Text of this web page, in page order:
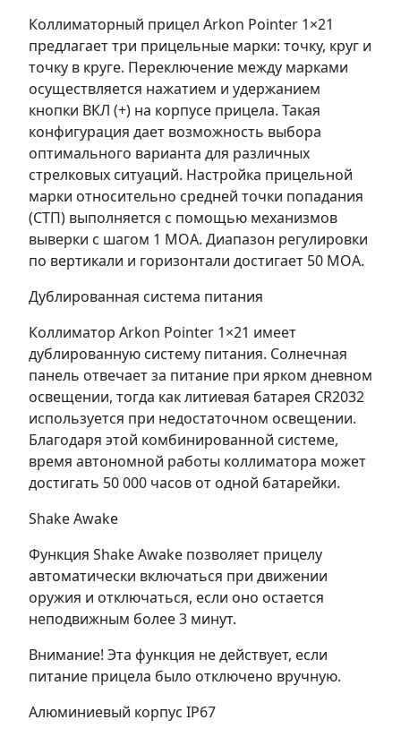
Коллиматорный прицел Arkon Pointer 1×21
предлагает три прицельные марки: точку, круг и
точку в круге. Переключение между марками
осуществляется нажатием и удержанием
кнопки ВКЛ (+) на корпусе прицела. Такая
конфигурация дает возможность выбора
оптимального варианта для различных
стрелковых ситуаций. Настройка прицельной
марки относительно средней точки попадания
(СТП) выполняется с помощью механизмов
выверки с шагом 1 МОА. Диапазон регулировки
по вертикали и горизонтали достигает 50 МОА.
Дублированная система питания
Коллиматор Arkon Pointer 1×21 имеет
дублированную систему питания. Солнечная
панель отвечает за питание при ярком дневном
освещении, тогда как литиевая батарея CR2032
используется при недостаточном освещении.
Благодаря этой комбинированной системе,
время автономной работы коллиматора может
достигать 50 000 часов от одной батарейки.
Shake Awake
Функция Shake Awake позволяет прицелу
автоматически включаться при движении
оружия и отключаться, если оно остается
неподвижным более 3 минут.
Внимание! Эта функция не действует, если
питание прицела было отключено вручную.
Алюминиевый корпус IP67